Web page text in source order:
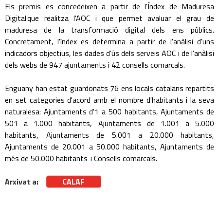
Els premis es concedeixen a partir de l'Índex de Maduresa
Digital que realitza l'AOC i que permet avaluar el grau de
maduresa de la transformació digital dels ens públics.
Concretament, l'índex es determina a partir de l'anàlisi d'uns
indicadors objectius, les dades d'ús dels serveis AOC i de l'anàlisi
dels webs de 947 ajuntaments i 42 consells comarcals.
Enguany han estat guardonats 76 ens locals catalans repartits
en set categories d'acord amb el nombre d'habitants i la seva
naturalesa: Ajuntaments d'1 a 500 habitants, Ajuntaments de
501 a 1.000 habitants, Ajuntaments de 1.001 a 5.000
habitants, Ajuntaments de 5.001 a 20.000 habitants,
Ajuntaments de 20.001 a 50.000 habitants, Ajuntaments de
més de 50.000 habitants i Consells comarcals.
Arxivat a:
CALAF